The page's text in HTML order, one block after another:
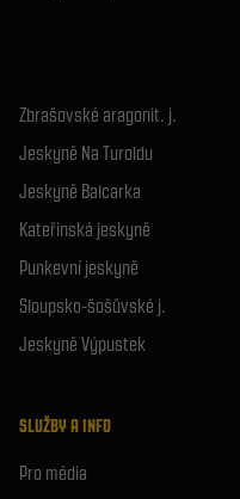
Zbrašovské aragonit. j.
Jeskyně Na Turoldu
Jeskyně Balcarka
Kateřinská jeskyně
Punkevní jeskyně
Sloupsko-šošůvské j.
Jeskyně Výpustek
SLUŽBY A INFO
Pro média